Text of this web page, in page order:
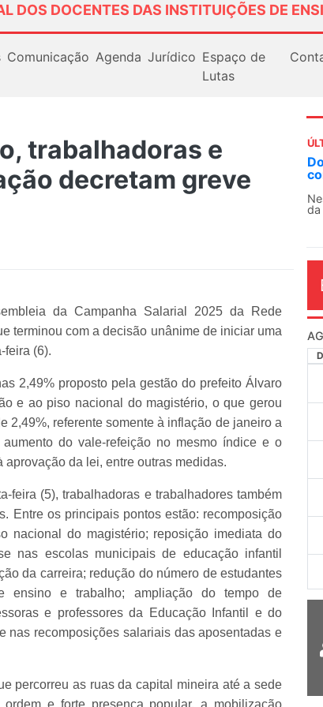
DOS DOCENTES DAS INSTITUIÇÕES DE
Comunicação Agenda Jurídico Espaço de
Lutas
trabalhadoras e
decretam greve
da Campanha Salarial 2025 da Rede
terminou com a decisão unânime de iniciar uma
feira (6).
2,49% proposto pela gestão do prefeito Álvaro
e ao piso nacional do magistério, o que gerou
2,49%, referente somente à inflação de janeiro a
do vale-refeição no mesmo índice e o
da lei, entre outras medidas.
feira (5), trabalhadoras e trabalhadores também
Entre os principais pontos estão: recomposição
nacional do magistério; reposição imediata do
nas escolas municipais de educação infantil
da carreira; redução do número de estudantes
ensino e trabalho; ampliação do tempo de
e professores da Educação Infantil e do
nas recomposições salariais das aposentadas e
percorreu as ruas da capital mineira até a sede
e forte presença popular, a mobilização
da